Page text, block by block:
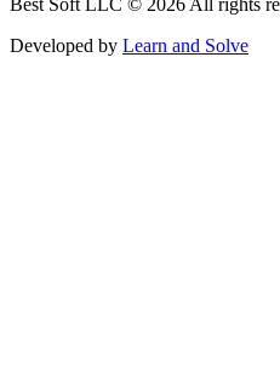
Developed by Learn and Solve